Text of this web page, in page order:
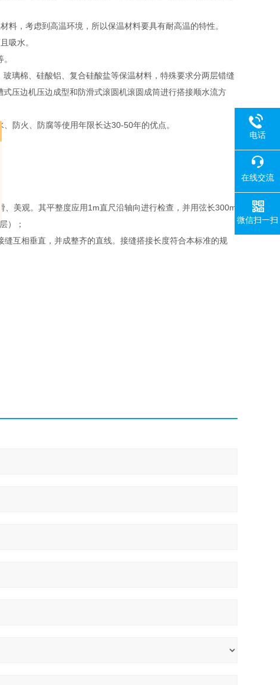
，考虑到高温环境，所以保温材料要具有耐高温的特性。
吸水。
璃棉、硅酸铝、复合硅酸盐等保温材料，特殊要求分两层错缝
压边机压边成型和防滑式滚圆机滚圆成筒进行搭接顺水流方
防火、防腐等使用年限长达30-50年的优点。
美观。其平整度应用1m直尺沿轴向进行检查，并用弦长300m
）；
互相垂直，并成整齐的直线。接缝搭接长度符合本标准的规
电话
在线交流
微信扫一扫